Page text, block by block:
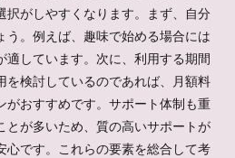
択がしやすくなります。まず、自分
う。例えば、趣味で始める場合には
適しています。次に、利用する期間
を検討しているのであれば、月額料
がおすすめです。サポート体制も重
とが多いため、質の高いサポートが
心です。これらの要素を総合して考